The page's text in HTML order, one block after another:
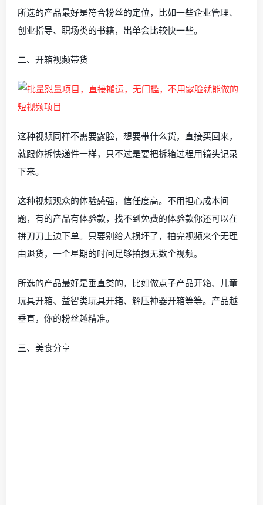
所选的产品最好是符合粉丝的定位，比如一些企业管理、
创业指导、职场类的书籍，出单会比较快一些。
二、开箱视频带货
​这种视频同样不需要露脸，想要带什么货，直接买回来，
就跟你拆快递件一样，只不过是要把拆箱过程用镜头记录
下来。
这种视频观众的体验感强，信任度高。不用担心成本问
题，有的产品有体验款，找不到免费的体验款你还可以在
拼刀刀上边下单。只要别给人损坏了，拍完视频来个无理
由退货，一个星期的时间足够拍摄无数个视频。
所选的产品最好是垂直类的，比如做点子产品开箱、儿童
玩具开箱、益智类玩具开箱、解压神器开箱等等。产品越
垂直，你的粉丝越精准。
三、美食分享